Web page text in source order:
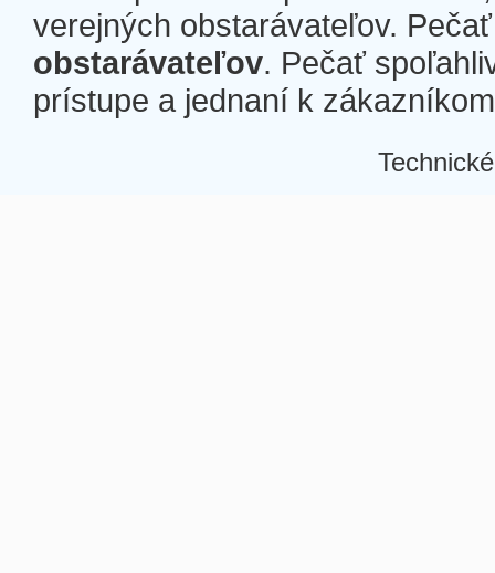
verejných obstarávateľov.
obstarávateľov. Pečať
prístupe a jednaní k